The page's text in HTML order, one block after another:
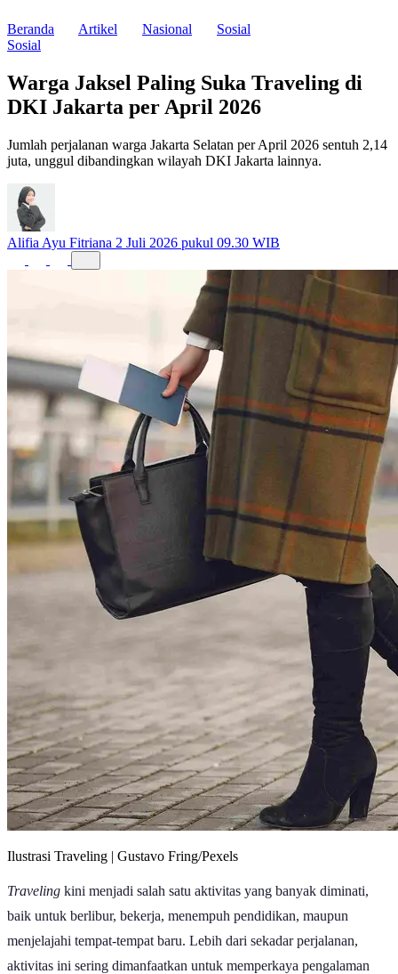
Beranda Artikel Nasional
Sosial
Sosial
Warga Jaksel Paling Suka Traveling di
DKI Jakarta per April 2026
Jumlah perjalanan warga Jakarta Selatan per April 2026 sentuh 2,14
juta, unggul dibandingkan wilayah DKI Jakarta lainnya.
Alifia Ayu Fitriana 2 Juli 2026 pukul 09.30 WIB
Ilustrasi Traveling | Gustavo Fring/Pexels
Traveling kini menjadi salah satu aktivitas yang banyak diminati,
baik untuk berlibur, bekerja, menempuh pendidikan, maupun
menjelajahi tempat-tempat baru. Lebih dari sekadar perjalanan,
aktivitas ini sering dimanfaatkan untuk memperkaya pengalaman